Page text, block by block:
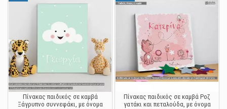
Πίνακας παιδικός σε καμβά
Ξάγρυπνο συννεφάκι, με όνομα
Πίνακας παιδικός σε καμβά Ροζ
γατάκι και πεταλούδα, με όνομα